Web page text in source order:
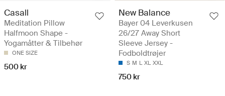
Casall
Meditation Pillow
Halfmoon Shape -
Yogamåtter & Tilbehør
ONE SIZE
500 kr
New Balance
Bayer 04 Leverkusen
26/27 Away Short
Sleeve Jersey -
Fodboldtrøjer
S M L XL XXL
750 kr